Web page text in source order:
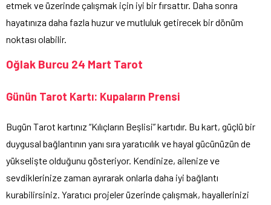
etmek ve üzerinde çalışmak için iyi bir fırsattır. Daha sonra
hayatınıza daha fazla huzur ve mutluluk getirecek bir dönüm
noktası olabilir.
Oğlak Burcu 24 Mart Tarot
Günün Tarot Kartı: Kupaların Prensi
Bugün Tarot kartınız “Kılıçların Beşlisi” kartıdır. Bu kart, güçlü bir
duygusal bağlantının yanı sıra yaratıcılık ve hayal gücünüzün de
yükselişte olduğunu gösteriyor. Kendinize, ailenize ve
sevdiklerinize zaman ayırarak onlarla daha iyi bağlantı
kurabilirsiniz. Yaratıcı projeler üzerinde çalışmak, hayallerinizi